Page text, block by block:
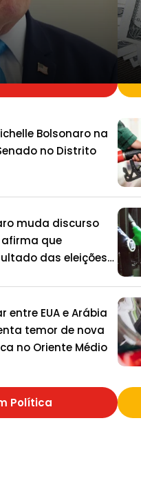
Bolsonaro na
no Distrito
muda discurso
afirma que
das eleições
entre EUA e Arábia
temor de nova
no Oriente Médio
Política